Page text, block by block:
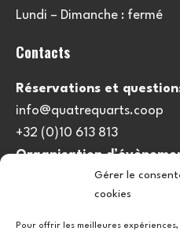
Gérer le
cookies
Pour offrir les meilleures
Lundi – Dimanche : fermé
Contacts
Réservations et
info@quatrequarts.coop
+32 (0)10 613 813
Organisation